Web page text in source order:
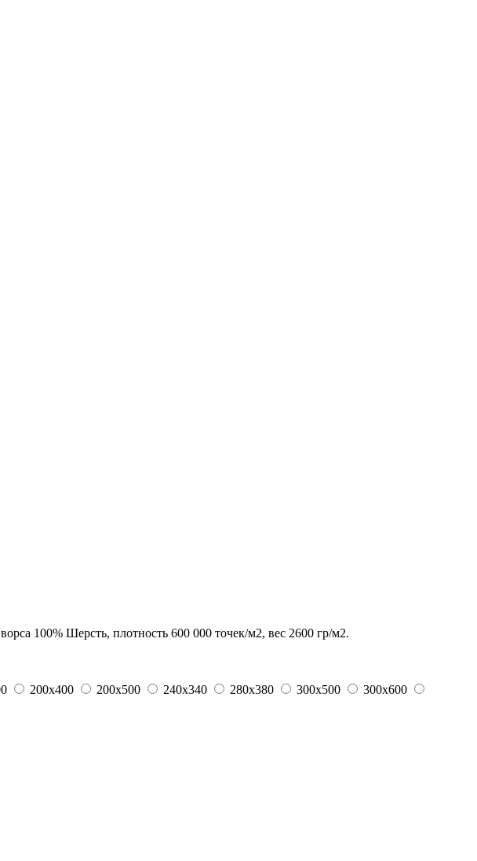
100% Шерсть, плотность 600 000 точек/м2, вес 2600 гр/м2.
200x400 200x500 240x340 280x380 300x500
300x600